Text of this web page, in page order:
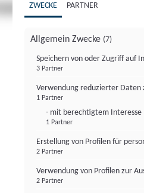
ZWECKE PARTNER
Allgemein Zwecke (7)
Speichern von oder Zugriff auf
3 Partner
Verwendung reduzierter Daten
1 Partner
- mit berechtigtem Interesse
1 Partner
Erstellung von Profilen für
2 Partner
Verwendung von Profilen zur
2 Partner